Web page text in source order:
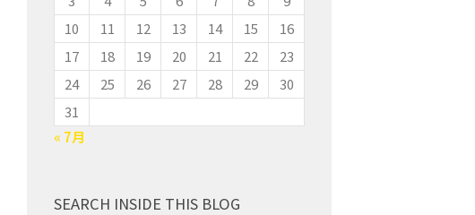
10
11 12 13 14 15
16
17
18 19 20 21 22
23
24
25 26 27 28 29
30
31
« 7月
SEARCH INSIDE THIS BLOG